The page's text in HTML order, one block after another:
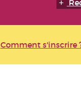
Comment s'inscrire